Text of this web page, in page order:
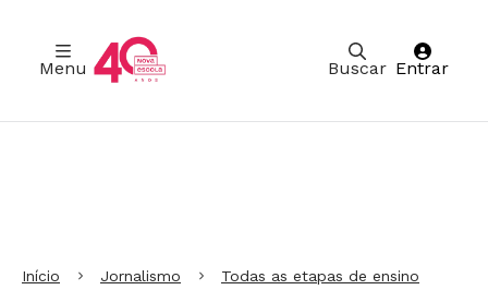
Buscar
Menu Entrar
Início Jornalismo Todas as etapas de ensino